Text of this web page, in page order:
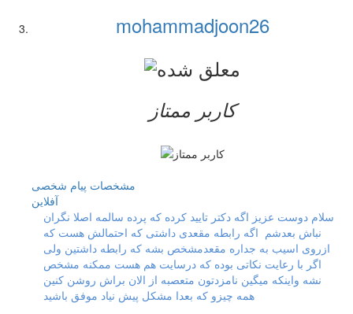
mohammadjoon26
کاربر ممتاز
مشخصات پیام شخصی
آفلاين
سلام دوست عزیز اگه دکتر تایید کرده که پرده سالمه اصلا نگران
نباش بعدشم اگه رابطه مقعدی داشتی که احتمالش هست که
ازروی اسیب به جداره مقعدمشخص بشه که رابطه داشتین ولی
اگر با رعایت نکاتی بوده که درسایت هم هست ممکنه مشخص
نشه واینکه میگین نامزدتون متعصبه از الان براش روشن کنین
همه چیزو که بعدا مشکل پیش نیاد موفق باشید